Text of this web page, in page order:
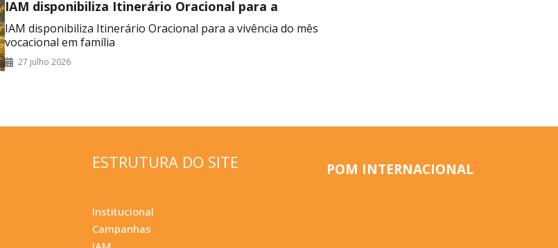
IAM disponibiliza Itinerário Oracional para a
vivência do mês vocacional em família
IAM disponibiliza Itinerário Oracional para a vivência do mês
vocacional em família
27 julho 2026
ESTRUTURA DO SITE
Institucional
Campanhas
POM INTERNACIONAL